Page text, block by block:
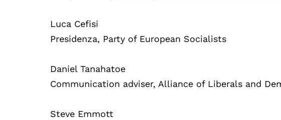
Luca Cefisi
Presidenza, Party of European Socialists
Daniel Tanahatoe
Communication adviser, Alliance of Liberals and
Steve Emmott